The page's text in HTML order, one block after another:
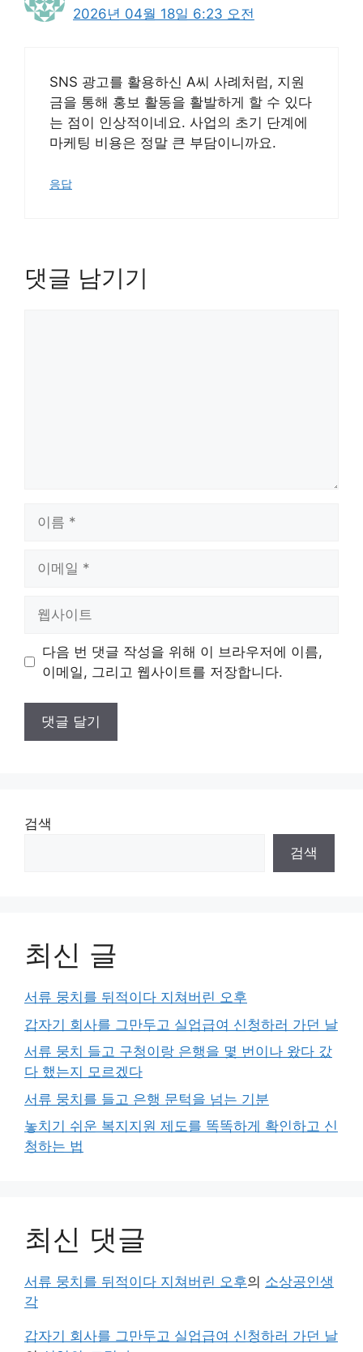
2026년 04월 18일 6:23 오전
SNS 광고를 활용하신 A씨 사례처럼, 지원
금을 통해 홍보 활동을 활발하게 할 수 있다
는 점이 인상적이네요. 사업의 초기 단계에
마케팅 비용은 정말 큰 부담이니까요.
응답
댓글 남기기
트
다음 번 댓글 작성을 위해 이 브라우저에 이름,
이메일, 그리고 웹사이트를 저장합니다.
검색
검색
최신 글
서류 뭉치를 뒤적이다 지쳐버린 오후
갑자기 회사를 그만두고 실업급여 신청하러 가던 날
서류 뭉치 들고 구청이랑 은행을 몇 번이나 왔다 갔
다 했는지 모르겠다
서류 뭉치를 들고 은행 문턱을 넘는 기분
놓치기 쉬운 복지지원 제도를 똑똑하게 확인하고 신
청하는 법
최신 댓글
서류 뭉치를 뒤적이다 지쳐버린 오후의 소상공인생
각
갑자기 회사를 그만두고 실업급여 신청하러 가던 날